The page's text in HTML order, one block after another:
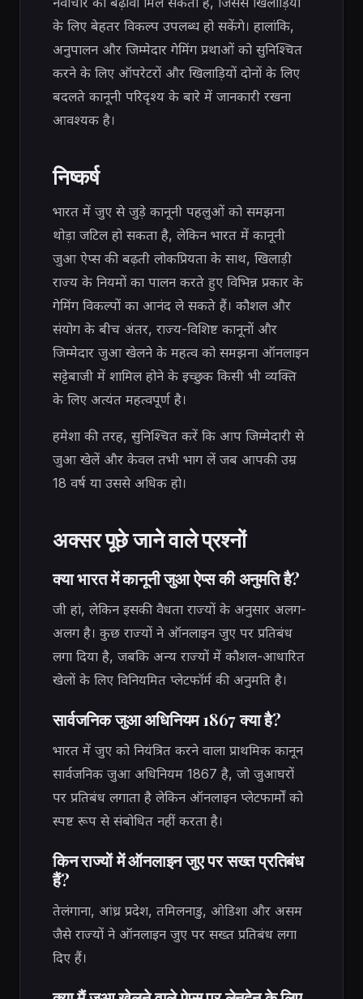
के लिए बेहतर विकल्प उपलब्ध हो सकेंगे। हालांकि,
अनुपालन और जिम्मेदार गेमिंग प्रथाओं को सुनिश्चित
करने के लिए ऑपरेटरों और खिलाड़ियों दोनों के लिए
बदलते कानूनी परिदृश्य के बारे में जानकारी रखना
आवश्यक है।
निष्कर्ष
भारत में जुए से जुड़े कानूनी पहलुओं को समझना
थोड़ा जटिल हो सकता है, लेकिन भारत में कानूनी
जुआ ऐप्स की बढ़ती लोकप्रियता के साथ, खिलाड़ी
राज्य के नियमों का पालन करते हुए विभिन्न प्रकार के
गेमिंग विकल्पों का आनंद ले सकते हैं। कौशल और
संयोग के बीच अंतर, राज्य-विशिष्ट कानूनों और
जिम्मेदार जुआ खेलने के महत्व को समझना ऑनलाइन
सट्टेबाजी में शामिल होने के इच्छुक किसी भी व्यक्ति
के लिए अत्यंत महत्वपूर्ण है।
हमेशा की तरह, सुनिश्चित करें कि आप जिम्मेदारी से
जुआ खेलें और केवल तभी भाग लें जब आपकी उम्र
18 वर्ष या उससे अधिक हो।
अक्सर पूछे जाने वाले प्रश्नों
क्या भारत में कानूनी जुआ ऐप्स की अनुमति है?
जी हां, लेकिन इसकी वैधता राज्यों के अनुसार अलग-
अलग है। कुछ राज्यों ने ऑनलाइन जुए पर प्रतिबंध
लगा दिया है, जबकि अन्य राज्यों में कौशल-आधारित
खेलों के लिए विनियमित प्लेटफॉर्म की अनुमति है।
सार्वजनिक जुआ अधिनियम 1867 क्या है?
भारत में जुए को नियंत्रित करने वाला प्राथमिक कानून
सार्वजनिक जुआ अधिनियम 1867 है, जो जुआघरों
पर प्रतिबंध लगाता है लेकिन ऑनलाइन प्लेटफार्मों को
स्पष्ट रूप से संबोधित नहीं करता है।
किन राज्यों में ऑनलाइन जुए पर सख्त प्रतिबंध
हैं?
तेलंगाना, आंध्र प्रदेश, तमिलनाडु, ओडिशा और असम
जैसे राज्यों ने ऑनलाइन जुए पर सख्त प्रतिबंध लगा
दिए हैं।